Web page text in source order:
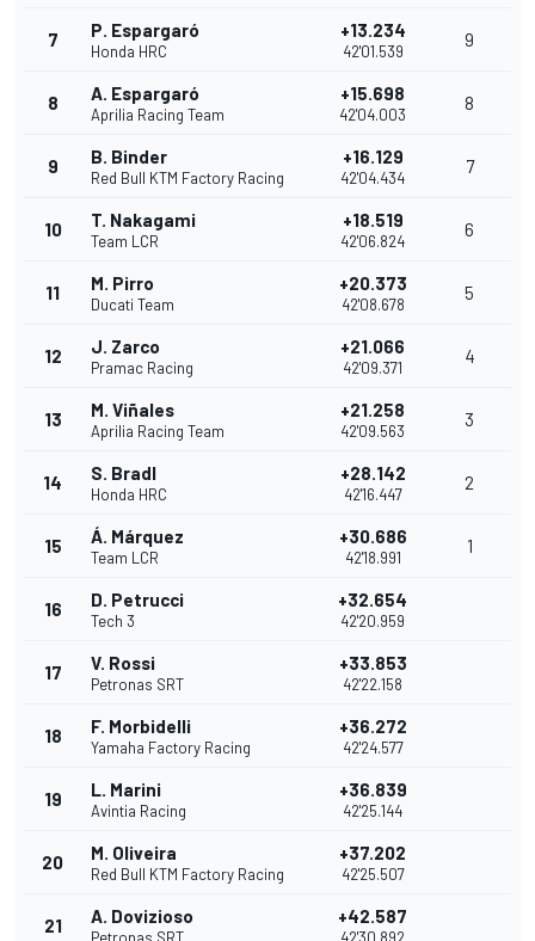
7 P. Espargaró
Honda HRC
+13.234
42'01.539
9
8 A. Espargaró
Aprilia Racing Team
+15.698
42'04.003
8
9 B. Binder
Red Bull KTM Factory Racing
+16.129
42'04.434
7
10 T. Nakagami
Team LCR
+18.519
42'06.824
6
11 M. Pirro
Ducati Team
+20.373
42'08.678
5
12 J. Zarco
Pramac Racing
+21.066
42'09.371
4
13 M. Viñales
Aprilia Racing Team
+21.258
42'09.563
3
14 S. Bradl
Honda HRC
+28.142
42'16.447
2
15 Á. Márquez
Team LCR
+30.686
42'18.991
1
16 D. Petrucci
Tech 3
+32.654
42'20.959
17 V. Rossi
Petronas SRT
+33.853
42'22.158
18 F. Morbidelli
Yamaha Factory Racing
+36.272
42'24.577
19 L. Marini
Avintia Racing
+36.839
42'25.144
20 M. Oliveira
Red Bull KTM Factory Racing
+37.202
42'25.507
21 A. Dovizioso +42.587